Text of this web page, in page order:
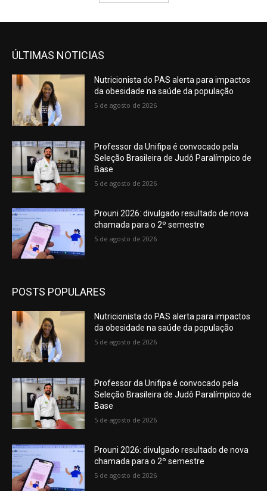
ÚLTIMAS NOTICIAS
Nutricionista do PAS alerta para impactos
da obesidade na saúde da população
5 de agosto de 2026
Professor da Unifipa é convocado pela
Seleção Brasileira de Judô Paralímpico de
Base
5 de agosto de 2026
Prouni 2026: divulgado resultado de nova
chamada para o 2º semestre
5 de agosto de 2026
POSTS POPULARES
Nutricionista do PAS alerta para impactos
da obesidade na saúde da população
5 de agosto de 2026
Professor da Unifipa é convocado pela
Seleção Brasileira de Judô Paralímpico de
Base
5 de agosto de 2026
Prouni 2026: divulgado resultado de nova
chamada para o 2º semestre
5 de agosto de 2026